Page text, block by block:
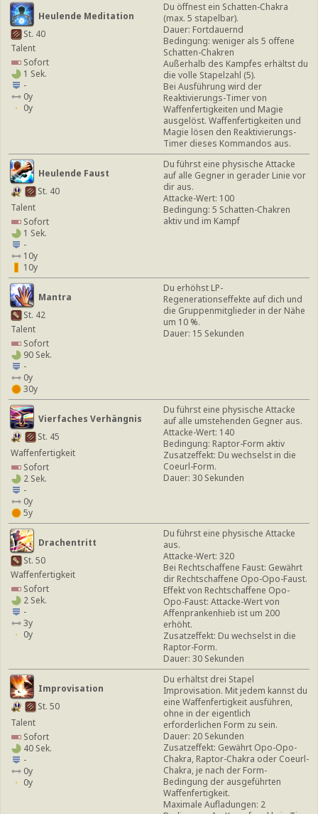
Heulende Meditation
St. 40
Talent
Sofort
1 Sek.
-
0y
0y
Du öffnest ein Schatten-Chakra
(max. 5 stapelbar).
Dauer: Fortdauernd
Bedingung: weniger als 5 offene
Schatten-Chakren
Außerhalb des Kampfes erhältst du
die volle Stapelzahl (5).
Bei Ausführung wird der
Reaktivierungs-Timer von
Waffenfertigkeiten und Magie
ausgelöst. Waffenfertigkeiten und
Magie lösen den Reaktivierungs-
Timer dieses Kommandos aus.
Heulende Faust
St. 40
Talent
Sofort
1 Sek.
-
10y
10y
Du führst eine physische Attacke
auf alle Gegner in gerader Linie vor
dir aus.
Attacke-Wert: 100
Bedingung: 5 Schatten-Chakren
aktiv und im Kampf
Mantra
St. 42
Talent
Sofort
90 Sek.
-
0y
30y
Du erhöhst LP-
Regenerationseffekte auf dich und
die Gruppenmitglieder in der Nähe
um 10 %.
Dauer: 15 Sekunden
Vierfaches Verhängnis
St. 45
Waffenfertigkeit
Sofort
2 Sek.
-
0y
5y
Du führst eine physische Attacke
auf alle umstehenden Gegner aus.
Attacke-Wert: 140
Bedingung: Raptor-Form aktiv
Zusatzeffekt: Du wechselst in die
Coeurl-Form.
Dauer: 30 Sekunden
Drachentritt
St. 50
Waffenfertigkeit
Sofort
2 Sek.
-
3y
0y
Du führst eine physische Attacke
aus.
Attacke-Wert: 320
Bei Rechtschaffene Faust: Gewährt
dir Rechtschaffene Opo-Opo-Faust.
Effekt von Rechtschaffene Opo-
Opo-Faust: Attacke-Wert von
Affenprankenhieb ist um 200
erhöht.
Zusatzeffekt: Du wechselst in die
Raptor-Form.
Dauer: 30 Sekunden
Improvisation
St. 50
Talent
Sofort
40 Sek.
-
0y
0y
Du erhältst drei Stapel
Improvisation. Mit jedem kannst du
eine Waffenfertigkeit ausführen,
ohne in der eigentlich
erforderlichen Form zu sein.
Dauer: 20 Sekunden
Zusatzeffekt: Gewährt Opo-Opo-
Chakra, Raptor-Chakra oder Coeurl-
Chakra, je nach der Form-
Bedingung der ausgeführten
Waffenfertigkeit.
Maximale Aufladungen: 2